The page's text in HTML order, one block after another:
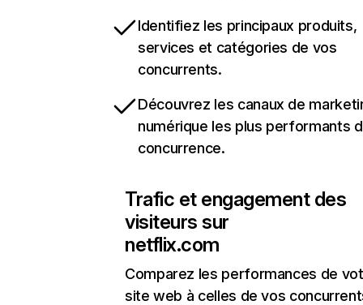
Identifiez les principaux produits,
services et catégories de vos
concurrents.
Découvrez les canaux de
numérique les plus performants
concurrence.
Trafic et engagement des
visiteurs sur
netflix.com
Comparez les performances de
site web à celles de vos